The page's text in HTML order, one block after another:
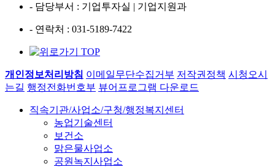
- 담당부서 : 기업투자실 | 기업지원과
- 연락처 : 031-5189-7422
개인정보처리방침 이메일무단수집거부 저작권정책 시청오시
는길 행정전화번호부 뷰어프로그램 다운로드
직속기관/사업소/구청/행정복지센터
농업기술센터
보건소
맑은물사업소
공원녹지사업소